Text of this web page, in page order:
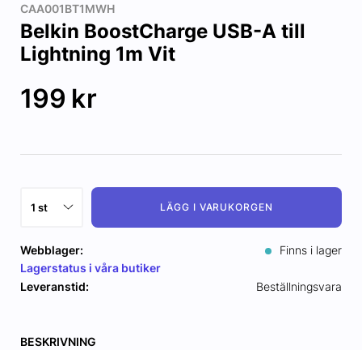
CAA001BT1MWH
Belkin BoostCharge USB-A till
Lightning 1m Vit
199 kr
LÄGG I VARUKORGEN
Webblager:
Finns i lager
Lagerstatus i våra butiker
Leveranstid:
Beställningsvara
BESKRIVNING